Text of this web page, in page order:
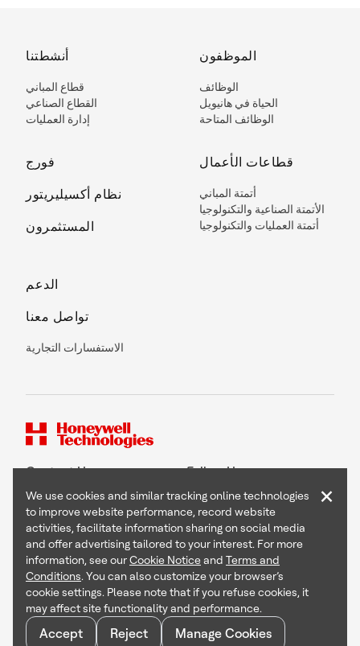
أنشطتنا
قطاع المباني
القطاع الصناعي
إدارة العمليات
فورج
نظام أكسيليريتور
المستثمرون
الموظفون
الوظائف
الحياة في هانيويل
الوظائف المتاحة
قطاعات الأعمال
أتمتة المباني
الأتمتة الصناعية والتكنولوجيا
أتمتة العمليات والتكنولوجيا
الدعم
تواصل معنا
الاستفسارات التجارية
Contact Us Follow Us
Copyright © 2026 Honeywell International Inc
Terms & Conditions
Privacy Statement
Your Privacy Choices
Cookie Notice
Global Unsubscribe
We use cookies and similar tracking online technologies
to improve website performance, record website
activities, facilitate information sharing on social media
and offer advertising tailored to your interest. For more
information, see ourCookie Noticeand Terms and
Conditions. You can also customize your browser’s
cookie settings. Please note that if you refuse cookies, it
may affect site functionality and performance.
Accept Reject Manage Cookies
×